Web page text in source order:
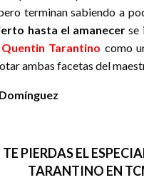
terminan sabiendo a
hasta el amanecer se
Quentin Tarantino como
ambas facetas del
TE PIERDAS EL
TARANTINO EN